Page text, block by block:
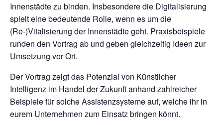
Innenstädte zu binden. Insbesondere die Digitalisierung
spielt eine bedeutende Rolle, wenn es um die
(Re-)Vitalisierung der Innenstädte geht. Praxisbeispiele
runden den Vortrag ab und geben gleichzeitig Ideen zur
Umsetzung vor Ort.
Der Vortrag zeigt das Potenzial von Künstlicher
Intelligenz im Handel der Zukunft anhand zahlreicher
Beispiele für solche Assistenzsysteme auf, welche ihr in
eurem Unternehmen zum Einsatz bringen könnt.